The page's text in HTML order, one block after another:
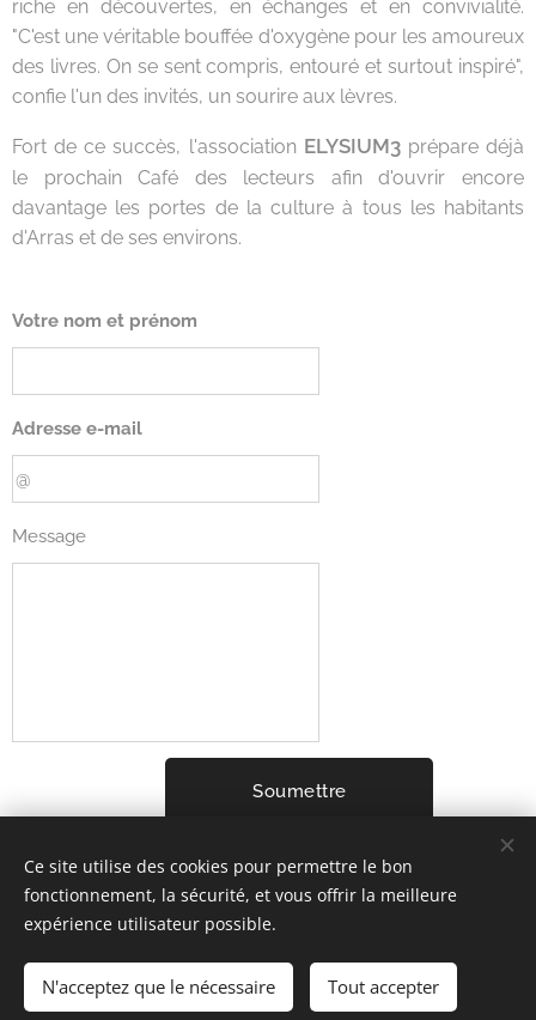
riche en découvertes, en échanges et en convivialité.
"C'est une véritable bouffée d'oxygène pour les amoureux
des livres. On se sent compris, entouré et surtout inspiré",
confie l'un des invités, un sourire aux lèvres.
Fort de ce succès, l'association ELYSIUM3prépare déjà
le prochain Café des lecteurs afin d'ouvrir encore
davantage les portes de la culture à tous les habitants
d'Arras et de ses environs.
Votre nom et prénom
Adresse e-mail
Message
Soumettre
2001-2026 ELYSIUM3 (c) Tous droits réservés.
Mentions Légales Cookies
Ce site utilise des cookies pour permettre le bon
fonctionnement, la sécurité, et vous offrir la meilleure
expérience utilisateur possible.
N'acceptez que le nécessaire Tout accepter